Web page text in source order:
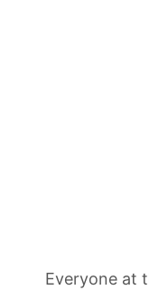
Everyone at